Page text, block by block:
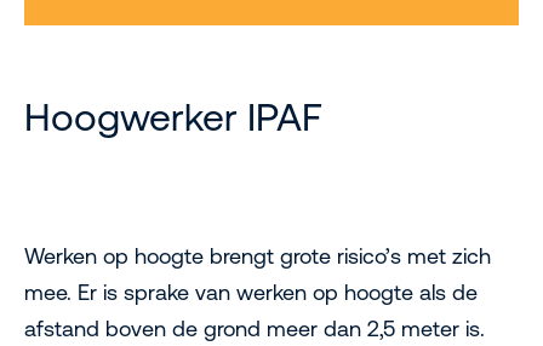
Hoogwerker IPAF
Werken op hoogte brengt grote risico’s met zich
mee. Er is sprake van werken op hoogte als de
afstand boven de grond meer dan 2,5 meter is.